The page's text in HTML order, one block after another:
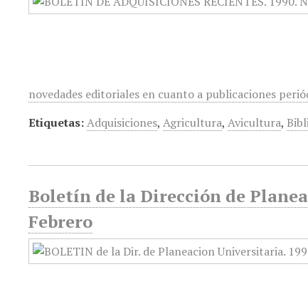
novedades editoriales en cuanto a publicaciones
Etiquetas:Adquisiciones,Agricultura,Avicultura,
Boletín de la Dirección de
Febrero